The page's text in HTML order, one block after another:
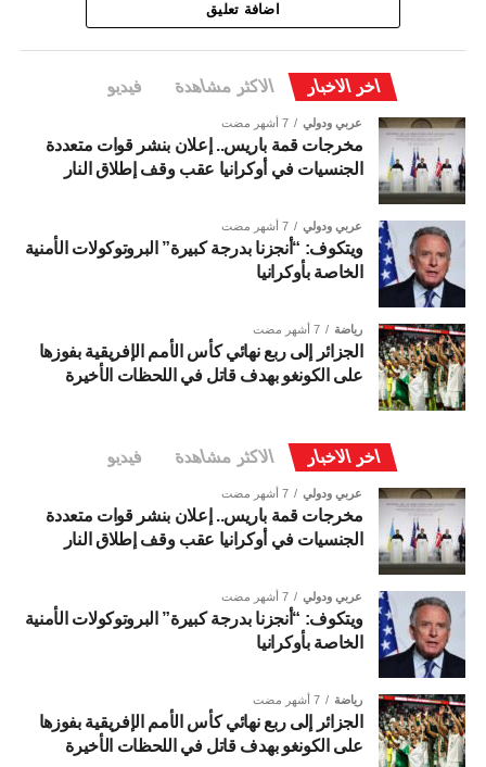
اضافة تعليق
اخر الاخبار الاكثر مشاهدة فيديو
عربي ودولي 7 أشهر مضت
مخرجات قمة باريس.. إعلان بنشر قوات متعددة
الجنسيات في أوكرانيا عقب وقف إطلاق النار
عربي ودولي 7 أشهر مضت
ويتكوف: “أنجزنا بدرجة كبيرة” البروتوكولات الأمنية
الخاصة بأوكرانيا
رياضة 7 أشهر مضت
الجزائر إلى ربع نهائي كأس الأمم الإفريقية بفوزها
على الكونغو بهدف قاتل في اللحظات الأخيرة
اخر الاخبار الاكثر مشاهدة فيديو
عربي ودولي 7 أشهر مضت
مخرجات قمة باريس.. إعلان بنشر قوات متعددة
الجنسيات في أوكرانيا عقب وقف إطلاق النار
عربي ودولي 7 أشهر مضت
ويتكوف: “أنجزنا بدرجة كبيرة” البروتوكولات الأمنية
الخاصة بأوكرانيا
رياضة 7 أشهر مضت
الجزائر إلى ربع نهائي كأس الأمم الإفريقية بفوزها
على الكونغو بهدف قاتل في اللحظات الأخيرة